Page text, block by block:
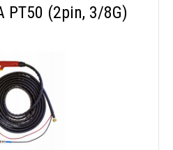
PT50 (2pin, 3/8G)